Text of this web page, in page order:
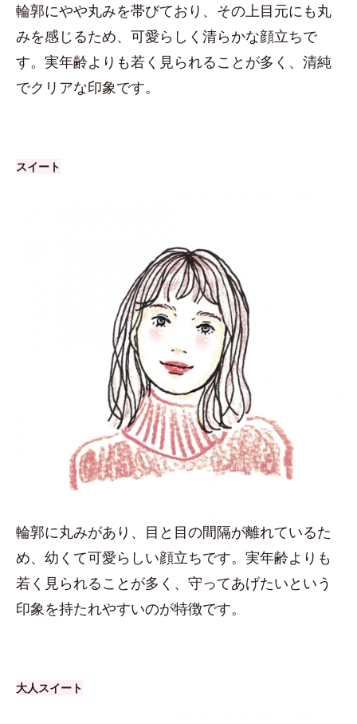
輪郭にやや丸みを帯びており、その上目元にも丸
みを感じるため、可愛らしく清らかな顔立ちで
す。実年齢よりも若く見られることが多く、清純
でクリアな印象です。
スイート
輪郭に丸みがあり、目と目の間隔が離れているた
め、幼くて可愛らしい顔立ちです。実年齢よりも
若く見られることが多く、守ってあげたいという
印象を持たれやすいのが特徴です。
大人スイート